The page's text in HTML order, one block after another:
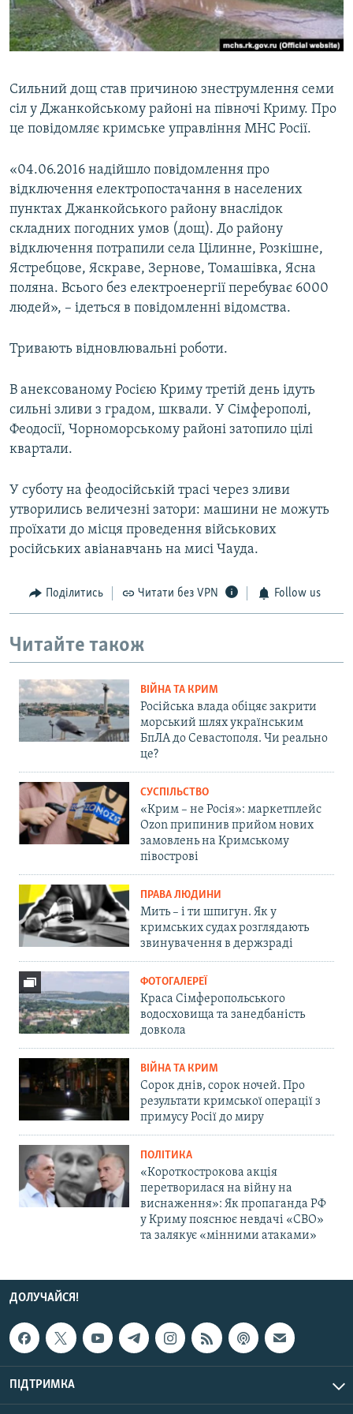
ВІДЕОУРОКИ «ELIFBE»
СВІДЧЕННЯ ОКУПАЦІЇ
Русский
Qırımtatar
ДОЛУЧАЙСЯ!
Усі сайти RFE/RL
Сильний дощ став причиною знеструмлення семи
сіл у Джанкойському районі на півночі Криму. Про
це повідомляє кримське управління МНС Росії.
«04.06.2016 надійшло повідомлення про
відключення електропостачання в населених
пунктах Джанкойського району внаслідок
складних погодних умов (дощ). До району
відключення потрапили села Цілинне, Розкішне,
Ястребцове, Яскраве, Зернове, Томашівка, Ясна
поляна. Всього без електроенергії перебуває 6000
людей», – ідеться в повідомленні відомства.
Тривають відновлювальні роботи.
В анексованому Росією Криму третій день ідуть
сильні зливи з градом, шквали. У Сімферополі,
Феодосії, Чорноморському районі затопило цілі
квартали.
У суботу на феодосійській трасі через зливи
утворились величезні затори: машини не можуть
проїхати до місця проведення військових
російських авіанавчань на мисі Чауда.
Поділитись Читати без VPN Follow us
Читайте також
ВІЙНА ТА КРИМ
Російська влада обіцяє закрити
морський шлях українським
БпЛА до Севастополя. Чи реально
це?
СУСПІЛЬСТВО
«Крим – не Росія»: маркетплейс
Ozon припинив прийом нових
замовлень на Кримському
півострові
ПРАВА ЛЮДИНИ
Мить – і ти шпигун. Як у
кримських судах розглядають
звинувачення в держзраді
ФОТОГАЛЕРЕЇ
Краса Сімферопольського
водосховища та занедбаність
довкола
ВІЙНА ТА КРИМ
Сорок днів, сорок ночей. Про
результати кримської операції з
примусу Росії до миру
ПОЛІТИКА
«Короткострокова акція
перетворилася на війну на
виснаження»: Як пропаганда РФ
у Криму пояснює невдачі «СВО»
та залякує «мінними атаками»
ДОЛУЧАЙСЯ!
ПІДТРИМКА